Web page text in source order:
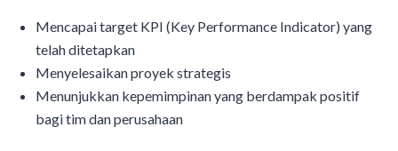
Mencapai target KPI (Key Performance Indicator) yang
telah ditetapkan
Menyelesaikan proyek strategis
Menunjukkan kepemimpinan yang berdampak positif
bagi tim dan perusahaan